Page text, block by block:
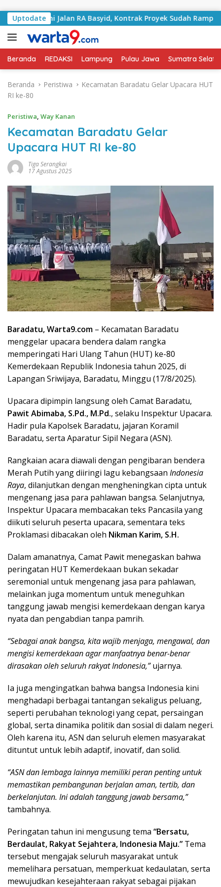
Uptodate
Jalan RA Basyid, Kontrak Proyek Sudah Rampung
Beranda REDAKSI Lampung Pulau Jawa Sumatra
Beranda Peristiwa
Kecamatan Baradatu Gelar Upacara HUT
RI ke-80
Peristiwa, Way Kanan
Kecamatan Baradatu Gelar
Upacara HUT RI ke-80
Tiga Serangkai
17 Agustus 2025
Baradatu, Warta9.com – Kecamatan Baradatu
menggelar upacara bendera dalam rangka
memperingati Hari Ulang Tahun (HUT) ke-80
Kemerdekaan Republik Indonesia tahun 2025, di
Lapangan Sriwijaya, Baradatu, Minggu (17/8/2025).
Upacara dipimpin langsung oleh Camat Baradatu,
Pawit Abimaba, S.Pd., M.Pd., selaku Inspektur Upacara.
Hadir pula Kapolsek Baradatu, jajaran Koramil
Baradatu, serta Aparatur Sipil Negara (ASN).
Rangkaian acara diawali dengan pengibaran bendera
Merah Putih yang diiringi lagu kebangsaan Indonesia
Raya, dilanjutkan dengan mengheningkan cipta untuk
mengenang jasa para pahlawan bangsa. Selanjutnya,
Inspektur Upacara membacakan teks Pancasila yang
diikuti seluruh peserta upacara, sementara teks
Proklamasi dibacakan oleh Nikman Karim, S.H.
Dalam amanatnya, Camat Pawit menegaskan bahwa
peringatan HUT Kemerdekaan bukan sekadar
seremonial untuk mengenang jasa para pahlawan,
melainkan juga momentum untuk meneguhkan
tanggung jawab mengisi kemerdekaan dengan karya
nyata dan pengabdian tanpa pamrih.
“Sebagai anak bangsa, kita wajib menjaga, mengawal, dan
mengisi kemerdekaan agar manfaatnya benar-benar
dirasakan oleh seluruh rakyat Indonesia,”ujarnya.
Ia juga mengingatkan bahwa bangsa Indonesia kini
menghadapi berbagai tantangan sekaligus peluang,
seperti perubahan teknologi yang cepat, persaingan
global, serta dinamika politik dan sosial di dalam negeri.
Oleh karena itu, ASN dan seluruh elemen masyarakat
dituntut untuk lebih adaptif, inovatif, dan solid.
“ASN dan lembaga lainnya memiliki peran penting untuk
memastikan pembangunan berjalan aman, tertib, dan
berkelanjutan. Ini adalah tanggung jawab bersama,”
tambahnya.
Peringatan tahun ini mengusung tema “Bersatu,
Berdaulat, Rakyat Sejahtera, Indonesia Maju.” Tema
tersebut mengajak seluruh masyarakat untuk
memelihara persatuan, memperkuat kedaulatan, serta
mewujudkan kesejahteraan rakyat sebagai pijakan